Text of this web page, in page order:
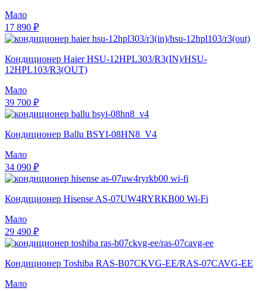
Мало
17 890 ₽
Кондиционер Haier HSU-12HPL303/R3(IN)/HSU-
12HPL103/R3(OUT)
Мало
39 700 ₽
Кондиционер Ballu BSYI-08HN8_V4
Мало
34 090 ₽
Кондиционер Hisense AS-07UW4RYRKB00 Wi-Fi
Мало
29 490 ₽
Кондиционер Toshiba RAS-B07CKVG-EE/RAS-07CAVG-EE
Мало